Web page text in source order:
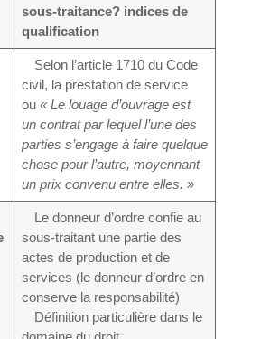
sous-traitance? indices de
qualification
Selon l’article 1710 du Code
civil, la prestation de service
ou « Le louage d’ouvrage est
un contrat par lequel l’une des
parties s’engage à faire quelque
chose pour l’autre, moyennant
un prix convenu entre elles. »
Le donneur d’ordre confie au
sous-traitant une partie des
actes de production et de
services (le donneur d’ordre en
conserve la responsabilité)
Définition particulière dans le